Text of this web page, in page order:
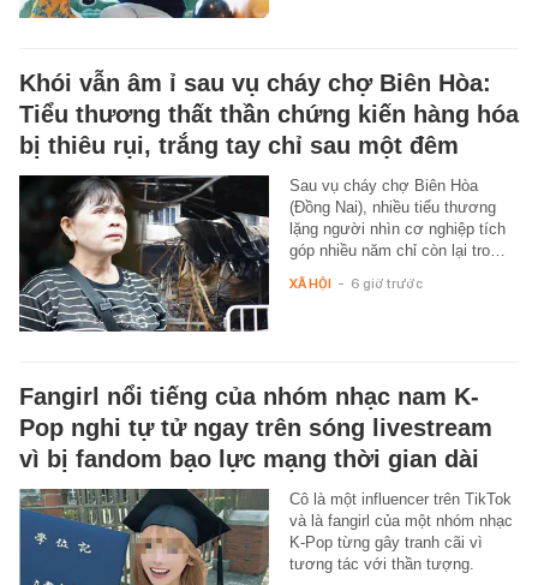
Khói vẫn âm ỉ sau vụ cháy chợ Biên Hòa:
Tiểu thương thất thần chứng kiến hàng hóa
bị thiêu rụi, trắng tay chỉ sau một đêm
Sau vụ cháy chợ Biên Hòa
(Đồng Nai), nhiều tiểu thương
lặng người nhìn cơ nghiệp tích
góp nhiều năm chỉ còn lại tro…
XÃ HỘI - 6 giờ trước
Fangirl nổi tiếng của nhóm nhạc nam K-
Pop nghi tự tử ngay trên sóng livestream
vì bị fandom bạo lực mạng thời gian dài
Cô là một influencer trên TikTok
và là fangirl của một nhóm nhạc
K-Pop từng gây tranh cãi vì
tương tác với thần tượng.